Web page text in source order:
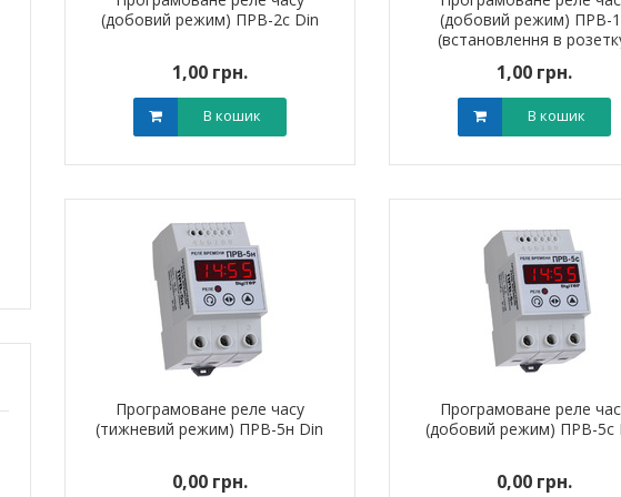
ВА44-125 3Р 100А 35кА TNSy
В кошик
ВА44-125 3Р 80А 35кА TNSy
ВА44-63 3Р
(добовий режим) ПРВ-2с Din
1,00 грн.
В кошик
(добовий режим) ПРВ-
(встановлення в
1,00 грн.
В кошик
Програмоване реле часу
(тижневий режим) ПРВ-5н Din
0,00 грн.
Програмоване реле
(добовий режим) ПРВ-5с
0,00 грн.